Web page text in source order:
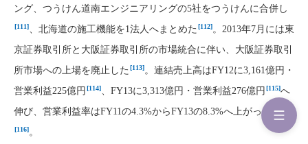
ング、つうけん道南エンジニアリングの5社をつうけんに合併し
[111]、北海道の施工機能を1法人へまとめた [112]。2013年7月には東
京証券取引所と大阪証券取引所の市場統合に伴い、大阪証券取引
所市場への上場を廃止した [113]。連結売上高はFY12に3,161億円・
営業利益225億円 [114]、FY13に3,313億円・営業利益276億円 [115]へ
伸び、営業利益率はFY11の4.3%からFY13の8.3%へ上がった
[116]。